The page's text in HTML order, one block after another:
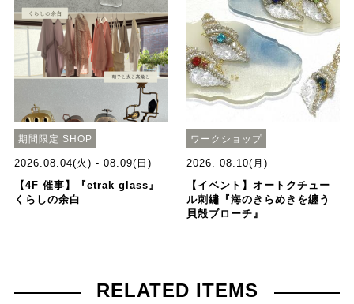
期間限定 SHOP
2026.08.04(火) - 08.09(日)
【4F 催事】『etrak glass』
くらしの余白
ワークショップ
2026. 08.10(月)
【イベント】オートクチュー
ル刺繡『海のきらめきを纏う
貝殻ブローチ』
RELATED ITEMS